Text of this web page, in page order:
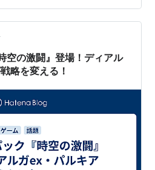
すながくれ
こだわりスカーフ
すなのちから ガブリアスナイト
理、特殊が分かれる） ・「ト
の追加。 ・すなあらしやあら
空の激闘』登場！ディアル
略を変える！